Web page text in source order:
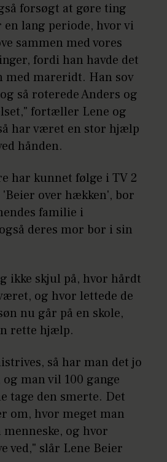
forsøgt at gøre ting
en lang periode, hvor vi
sammen med vores
fordi han havde det
med mareridt. Han sov
så roterede Anders og
fortæller Lene og
har været en stor hjælp
hånden.
har kunnet følge i TV 2
over hækken', bor
familie i
deres mor bor i sin
ikke skjul på, hvor hårdt
og hvor lettede de
nu går på en skole,
rette hjælp.
så har man det jo
man vil 100 gange
tage den smerte. Det
om, hvor meget man
og hvor
ved," slår Lene Beier